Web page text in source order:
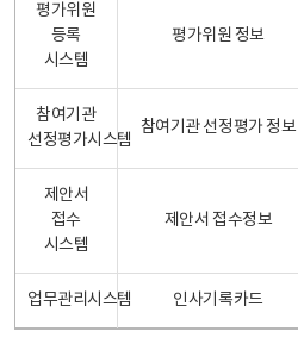
평가위원
등록
시스템
평가위원 정보
참여기관
선정평가시스템
참여기관 선정평가 정보
제안서
접수
시스템
제안서 접수정보
업무관리시스템 인사기록카드